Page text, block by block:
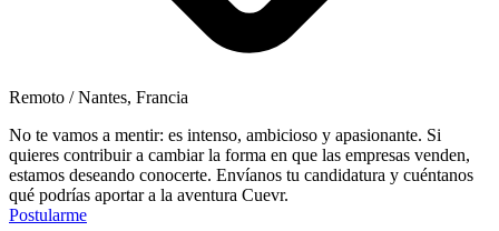
Remoto / Nantes, Francia
No te vamos a mentir: es intenso, ambicioso y apasionante. Si
quieres contribuir a cambiar la forma en que las empresas venden,
estamos deseando conocerte. Envíanos tu candidatura y cuéntanos
qué podrías aportar a la aventura Cuevr.
Postularme